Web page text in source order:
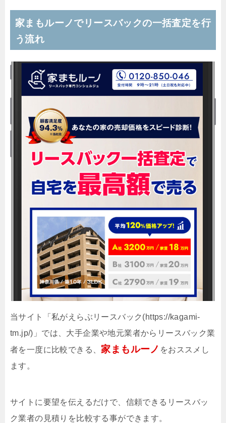
家まもルーノでリースバックの一括査定を行
う流れ
当サイト「私がえらぶリースバック(https://kagami-
tm.jp/)」では、大手企業や地元業者からリースバック業
者を一度に比較できる、家まもルーノ をおススメし
ます。
サイトに要望を伝えるだけで、信頼できるリースバッ
ク業者の見積りを比較する事ができます。